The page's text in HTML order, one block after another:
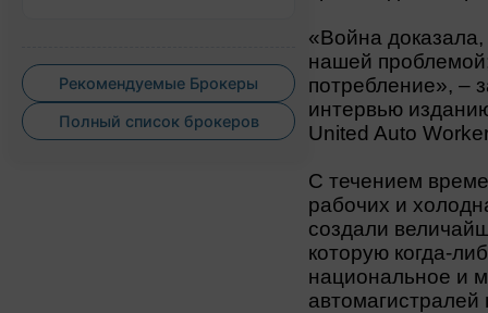
Рекомендуемые Брокеры
Полный список брокеров
«Война доказала,
нашей
потребление», –
интервью
United Auto
С течением
рабочих и
создали
которую когда-
национальное и
автомагистралей